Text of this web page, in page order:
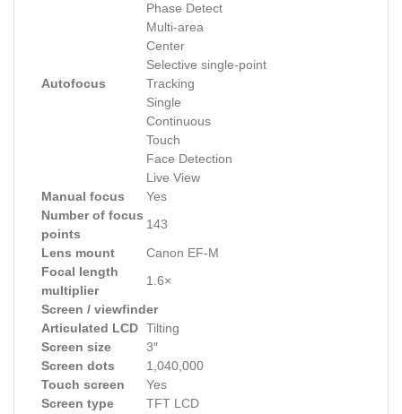
Autofocus
Phase Detect
Multi-area
Center
Selective single-point
Tracking
Single
Continuous
Touch
Face Detection
Live View
Manual focus
Yes
Number of focus
points
143
Lens mount
Canon EF-M
Focal length
multiplier
1.6×
Screen / viewfinder
Articulated LCD Tilting
Screen size
3″
Screen dots
1,040,000
Touch screen
Yes
Screen type
TFT LCD